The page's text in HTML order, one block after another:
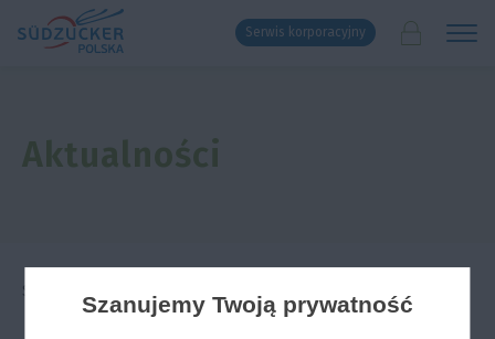
Serwis korporacyjny
Aktualności
Strona główna
Szanujemy Twoją prywatność